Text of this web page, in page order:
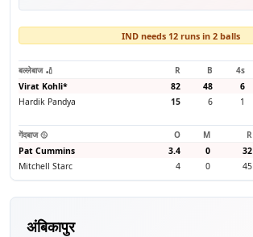
IND needs 12 runs in 2 balls
बल्लेबाज 🏏 R B 4s
Virat Kohli* 82 48 6
Hardik Pandya 15 6 1
गेंदबाज 🥎 O M R
Pat Cummins
3.4 0 32
Mitchell Starc 4 0 45
अंबिकापुर